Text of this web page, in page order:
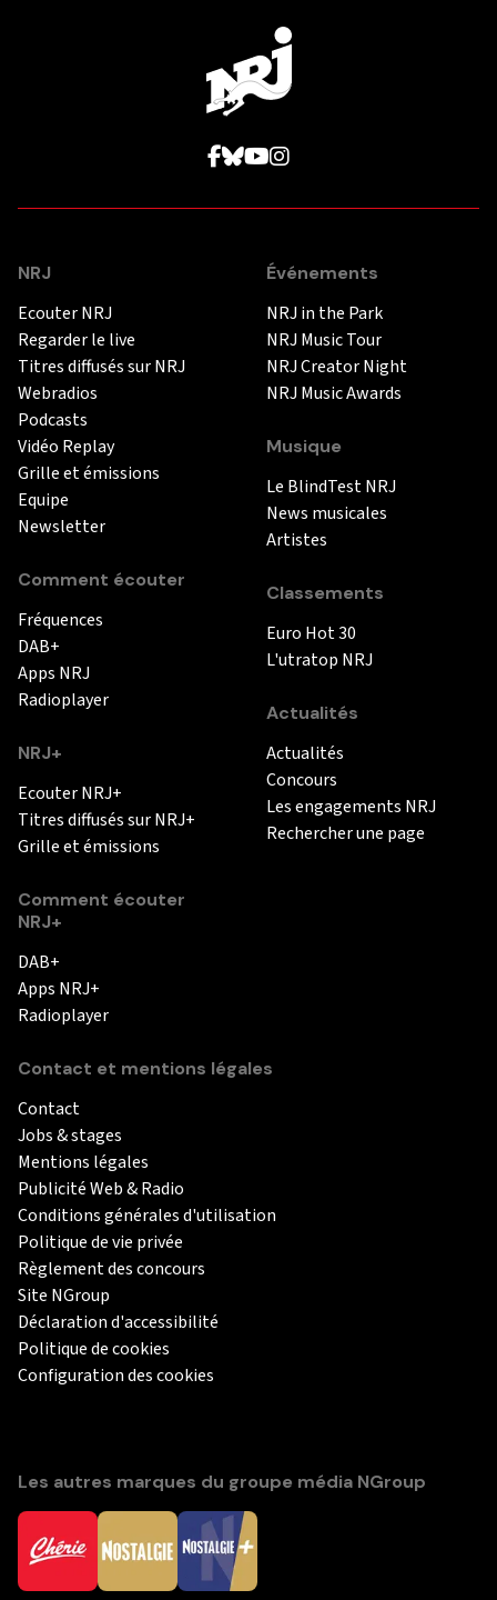
NRJ
Ecouter NRJ
Regarder le live
Titres diffusés sur NRJ
Webradios
Podcasts
Vidéo Replay
Grille et émissions
Equipe
Newsletter
Comment écouter
Fréquences
DAB+
Apps NRJ
Radioplayer
NRJ+
Ecouter NRJ+
Titres diffusés sur NRJ+
Grille et émissions
Comment écouter
NRJ+
DAB+
Apps NRJ+
Radioplayer
Événements
NRJ in the Park
NRJ Music Tour
NRJ Creator Night
NRJ Music Awards
Musique
Le BlindTest NRJ
News musicales
Artistes
Classements
Euro Hot 30
L'utratop NRJ
Actualités
Actualités
Concours
Les engagements NRJ
Rechercher une page
Contact et mentions légales
Contact
Jobs & stages
Mentions légales
Publicité Web & Radio
Conditions générales d'utilisation
Politique de vie privée
Règlement des concours
Site NGroup
Déclaration d'accessibilité
Politique de cookies
Configuration des cookies
Les autres marques du groupe média NGroup